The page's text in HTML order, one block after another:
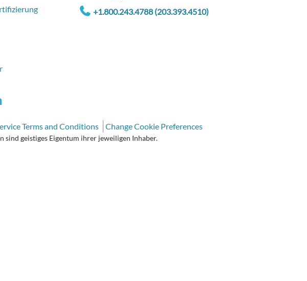
+1.800.243.4788 (203.393.4510)
Terms and Conditions Change Cookie Preferences
sind geistiges Eigentum ihrer jeweiligen Inhaber.